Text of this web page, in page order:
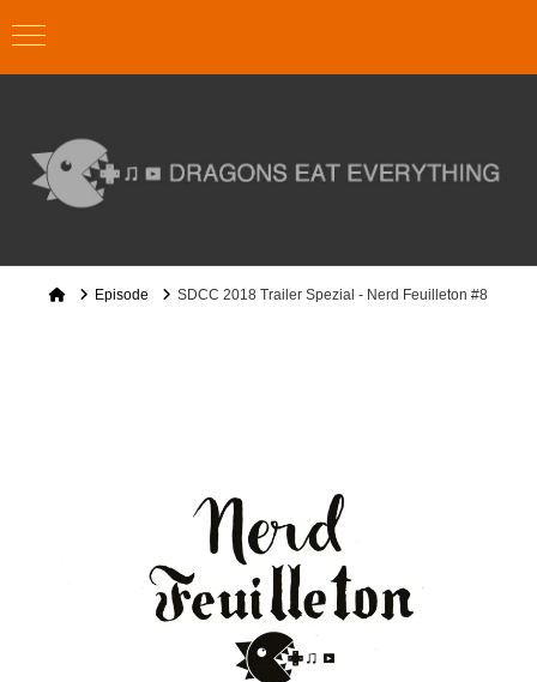
HomeEpisode SDCC 2018 Trailer Spezial - Nerd Feuilleton #8